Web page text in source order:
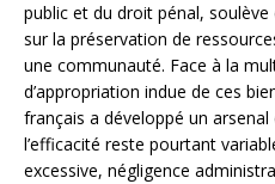
public et du droit pénal,
sur la préservation de
une communauté. Face à la
d’appropriation indue de ces
français a développé un
l’efficacité reste pourtant
excessive, négligence